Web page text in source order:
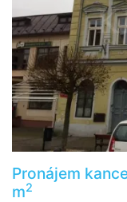
Pronájem
m2